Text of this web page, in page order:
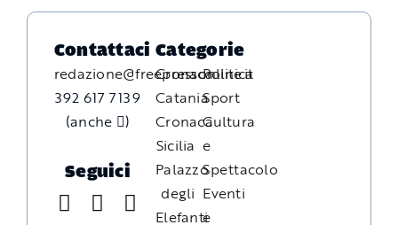
Contattaci
redazione@freepressonline.it
392 617 7139
(anche
)
Seguici
Categorie
Cronaca
Catania
Cronaca
Sicilia
Palazzo
degli
Elefanti
Politica
Sport
Cultura
e
Spettacolo
Eventi
e